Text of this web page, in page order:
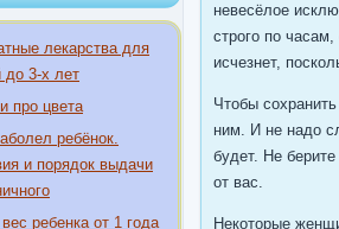
лекарства для
до 3-х лет
про цвета
ребёнок.
и порядок выдачи
ребенка от 1 года
невесёлое
строго по
исчезнет,
Чтобы
ним. И не надо
будет. Не
от вас.
Некоторые